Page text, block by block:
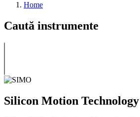
Home
Caută instrumente
Silicon Motion